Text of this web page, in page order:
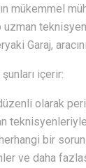
mükemmel
Garaj,
içerir:
olarak
herhangi bir
ve daha